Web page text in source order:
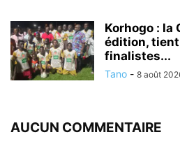
Korhogo : la
édition,
finalistes...
Tano - 8 août
AUCUN COMMENTAIRE